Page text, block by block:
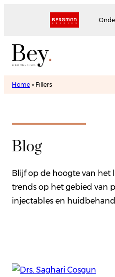
Home » Fillers
Blog
Blijf op de hoogte van het
trends op het gebied van
injectables en